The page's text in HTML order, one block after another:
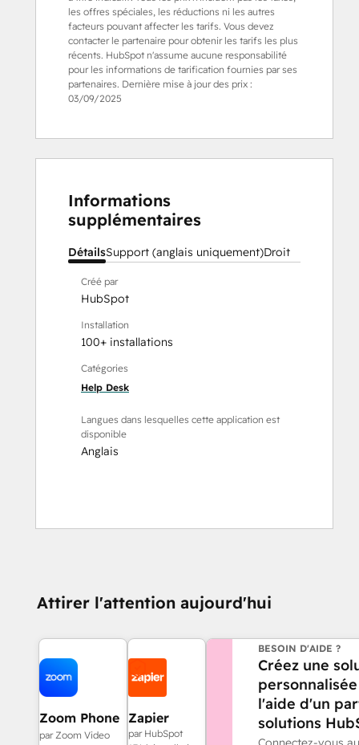
les offres spéciales, les réductions ni les autres
facteurs pouvant affecter les tarifs. Vous devez
contacter le partenaire pour obtenir les tarifs les plus
récents. HubSpot n'assume aucune responsabilité
pour les informations de tarification fournies par ses
partenaires. Dernière mise à jour des prix :
03/09/2025
Informations
supplémentaires
DétailsSupport (anglais uniquement)Droit
Créé par
HubSpot
Installation
100+ installations
Catégories
Help Desk
Langues dans lesquelles cette application est
disponible
Anglais
Attirer l'attention aujourd'hui
Zoom Phone
for HubSpot
par Zoom Video
Zapier
par HubSpot
BESOIN D'AIDE ?
Créez une
l'aide d'un
solutions